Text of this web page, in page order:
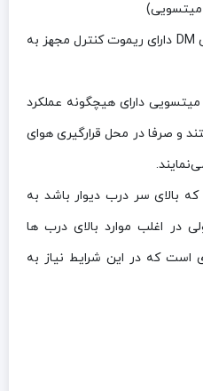
پرده هوای میتسویی سری DM دارای ریموت کنترل مجهز به
دارای هیچگونه عملکرد
و صرفا در محل قرارگیری هوای
بالای سر درب دیوار باشد به
در اغلب موارد بالای درب ها
است که در این شرایط نیاز به